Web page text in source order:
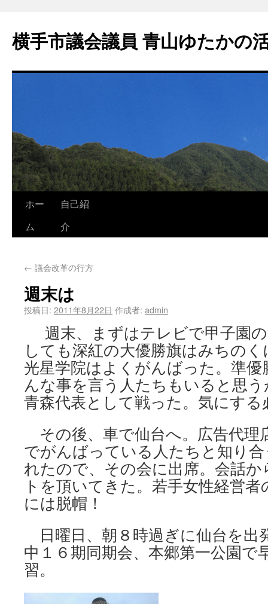
横手市議会議員 青山ゆたかの
ホー
ム
自己紹
介
← 議会改革の行方
週末は
投稿日: 2011年8月22日 作成者: admin
週末、まずはテレビで甲子園
しても深紅の大優勝旗はみちの
光星学院はよくがんばった。準
んな事を言う人たちもいると思
青森代表として戦った。気にす
その後、車で仙台へ。広告代理
でがんばっている人たちと知り
れたので、その会に出席。会話
トを頂いてきた。若手女性経営
には脱帽！
日曜日、朝８時過ぎに仙台を出
中１６期同期会、本郷第一公園で
習。